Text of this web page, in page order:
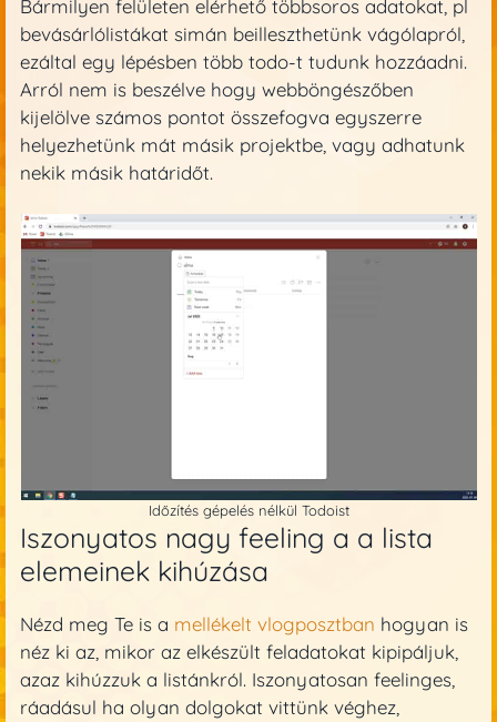
Bármilyen felületen elérhető többsoros adatokat, pl
bevásárlólistákat simán beilleszthetünk vágólapról,
ezáltal egy lépésben több todo-t tudunk hozzáadni.
Arról nem is beszélve hogy webböngészőben
kijelölve számos pontot összefogva egyszerre
helyezhetünk mát másik projektbe, vagy adhatunk
nekik másik határidőt.
Időzítés gépelés nélkül Todoist
Iszonyatos nagy feeling a a lista
elemeinek kihúzása
Nézd meg Te is a mellékelt vlogposztban hogyan is
néz ki az, mikor az elkészült feladatokat kipipáljuk,
azaz kihúzzuk a listánkról. Iszonyatosan feelinges,
ráadásul ha olyan dolgokat vittünk véghez,